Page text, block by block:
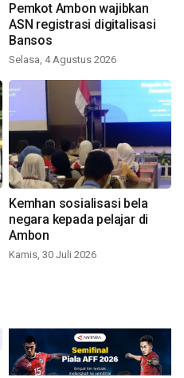
Pemkot Ambon wajibkan
ASN registrasi digitalisasi
Bansos
Selasa, 4 Agustus 2026
Kemhan sosialisasi bela
negara kepada pelajar di
Ambon
Kamis, 30 Juli 2026